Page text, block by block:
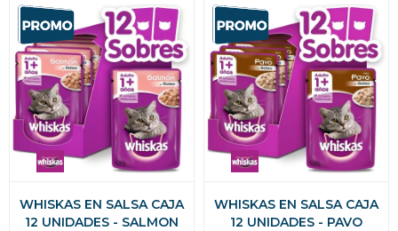
WHISKAS EN SALSA CAJA
12 UNIDADES - SALMON
WHISKAS EN SALSA CAJA
12 UNIDADES - PAVO